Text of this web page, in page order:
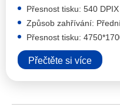
Přesnost tisku: 540
Způsob zahřívání:
Přesnost tisku:
Přečtěte si více